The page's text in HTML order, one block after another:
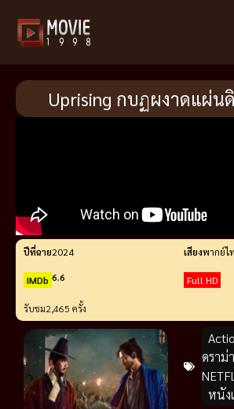
Uprising กบฏผงาดแผ่น
ปีที่ฉาย2024 เสียงพากย์ไ
IMDb 6.6 Full HD
รับชม2,465 ครั้ง
ดราม่า
หนัง